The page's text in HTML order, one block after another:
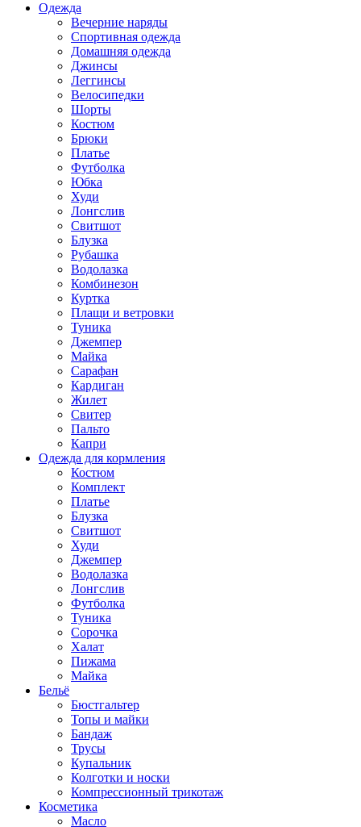
Одежда
Вечерние наряды
Спортивная одежда
Домашняя одежда
Джинсы
Леггинсы
Велосипедки
Шорты
Костюм
Брюки
Платье
Футболка
Юбка
Худи
Лонгслив
Свитшот
Блузка
Рубашка
Водолазка
Комбинезон
Куртка
Плащи и ветровки
Туника
Джемпер
Майка
Сарафан
Кардиган
Жилет
Свитер
Пальто
Капри
Одежда для кормления
Костюм
Комплект
Платье
Блузка
Свитшот
Худи
Джемпер
Водолазка
Лонгслив
Футболка
Туника
Сорочка
Халат
Пижама
Майка
Бельё
Бюстгальтер
Топы и майки
Бандаж
Трусы
Купальник
Колготки и носки
Компрессионный трикотаж
Косметика
Масло